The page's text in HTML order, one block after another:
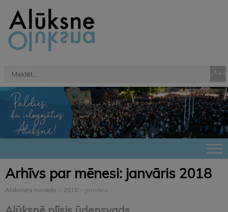
Arhīvs par mēnesi: janvāris 2018
Alūksnes novads > 2018 > janvāris